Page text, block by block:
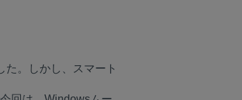
。しかし、スマート